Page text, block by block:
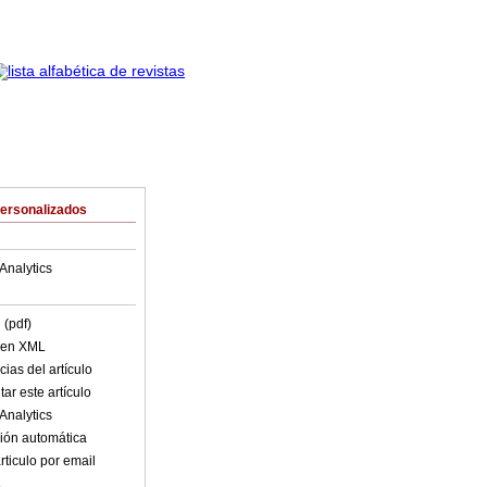
(pdf)
XML
del artículo
este artículo
automática
por email